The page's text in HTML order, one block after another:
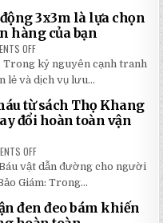
RẺ
TẠI
NHẬT
ĐÔNG
100
TRANG
MỚI
2026:
GIẢM
GIÁ
SỐ
TẬN
GỐC
TẠI
NHẬT
3x3m là lựa chọn
hàng của bạn
OFF
5
LÝ
DO
NHÀ
BẠT
DI
ĐỘNG
3X3M
LỰA
HOÀN
HẢO
CHO
HÀNG
CỦA
Trong kỷ nguyên cạnh tranh
lẻ và dịch vụ lưu...
từ sách Thọ Khang
đổi hoàn toàn vận
OFF
5
BÀI
HỌC
XƯƠNG
MÁU
TỪ
SÁCH
vật dẫn đường cho người
Giám: Trong...
đen đeo bám khiến